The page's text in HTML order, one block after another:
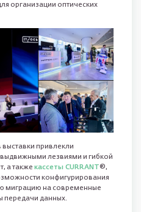
организации оптических
привлекли
лезвиями и гибкой
а также кассеты CURRANT®,
конфигурирования
миграцию на современные
передачи данных.